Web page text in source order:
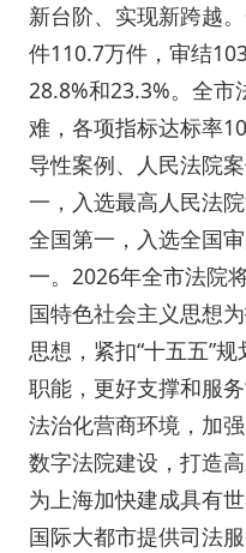
新台阶、实现新跨越
件110.7万件，审结
28.8%和23.3%。全
难，各项指标达标率
导性案例、人民法院
一，入选最高人民法
全国第一，入选全国
一。2026年全市法院
国特色社会主义思想
思想，紧扣“十五五”
职能，更好支撑和服
法治化营商环境，加
数字法院建设，打造
为上海加快建成具有
国际大都市提供司法服